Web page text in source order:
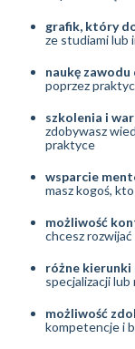
grafik, który
ze studiami lub
naukę
poprzez
szkolenia i
zdobywasz
praktyce
wsparcie
masz kogoś,
możliwość
chcesz
różne
specjalizacji
możliwość
kompetencje i